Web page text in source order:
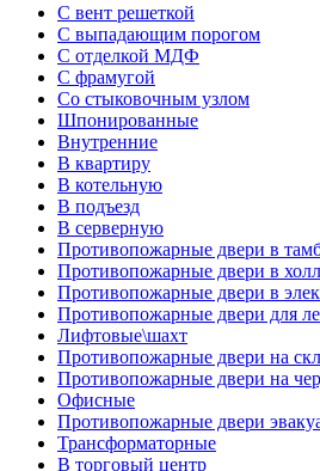
С вент решеткой
С выпадающим порогом
С отделкой МДФ
С фрамугой
Со стыковочным узлом
Шпонированные
Внутренние
В квартиру
В котельную
В подъезд
В серверную
Противопожарные двери в
Противопожарные двери в холл
Противопожарные двери в
Противопожарные двери для
Лифтовые\шахт
Противопожарные двери на
Противопожарные двери на
Офисные
Противопожарные двери
Трансформаторные
В торговый центр